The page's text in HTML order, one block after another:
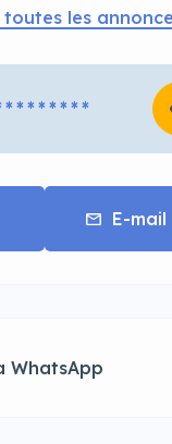
toutes les
* * * * * * * *
E-mail
WhatsApp